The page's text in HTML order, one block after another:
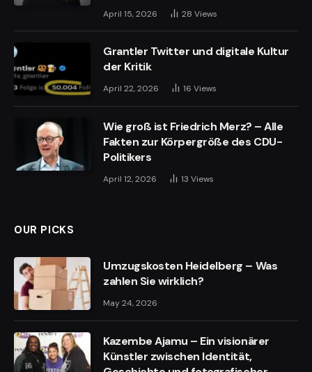
April 15, 2026 28 Views
Grantler Twitter und digitale Kultur
der Kritik
April 22, 2026 16 Views
Wie groß ist Friedrich Merz? – Alle
Fakten zur Körpergröße des CDU-
Politikers
April 12, 2026 13 Views
OUR PICKS
Umzugskosten Heidelberg – Was
zahlen Sie wirklich?
May 24, 2026
Kazembe Ajamu – Ein visionärer
Künstler zwischen Identität,